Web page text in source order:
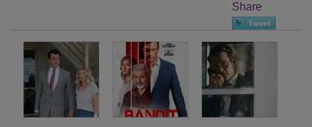
Share